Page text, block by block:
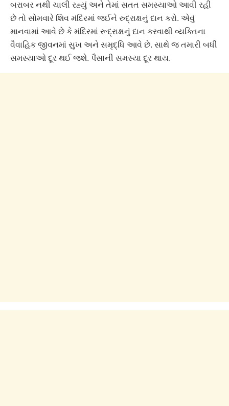
બરાબર નથી ચાલી રહ્યું અને તેમાં સતત સમસ્યાઓ આવી રહી
છે તો સોમવારે શિવ મંદિરમાં જઈને રુદ્રાક્ષનું દાન કરો. એવું
માનવામાં આવે છે કે મંદિરમાં રૂદ્રાક્ષનું દાન કરવાથી વ્યક્તિના
વૈવાહિક જીવનમાં સુખ અને સમૃદ્ધિ આવે છે. સાથે જ તમારી બધી
સમસ્યાઓ દૂર થઈ જશે. પૈસાની સમસ્યા દૂર થાય.